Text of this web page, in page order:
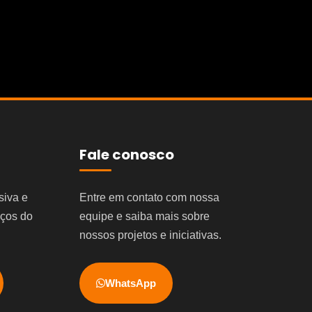
e
do
Fale conosco
Entre em contato com nossa
equipe e saiba mais sobre
nossos projetos e iniciativas.
WhatsApp